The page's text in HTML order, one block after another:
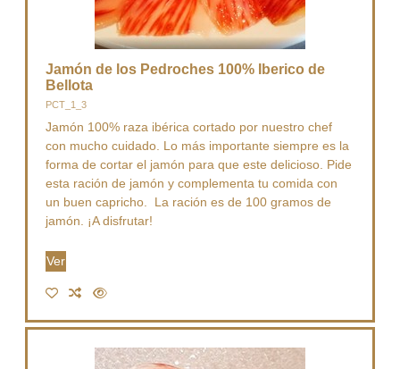
Jamón de los Pedroches 100% Iberico de
Bellota
PCT_1_3
Jamón 100% raza ibérica cortado por nuestro chef
con mucho cuidado. Lo más importante siempre es la
forma de cortar el jamón para que este delicioso. Pide
esta ración de jamón y complementa tu comida con
un buen capricho. La ración es de 100 gramos de
jamón. ¡A disfrutar!
Ver